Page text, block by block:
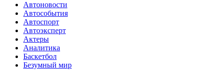
Автоновости
Автособытия
Автоспорт
Автоэксперт
Актеры
Аналитика
Баскетбол
Безумный мир